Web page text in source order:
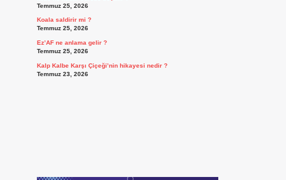
Temmuz 25, 2026
Koala saldirir mi ?
Temmuz 25, 2026
Ez’AF ne anlama gelir ?
Temmuz 25, 2026
Kalp Kalbe Karşı Çiçeği’nin hikayesi nedir ?
Temmuz 23, 2026